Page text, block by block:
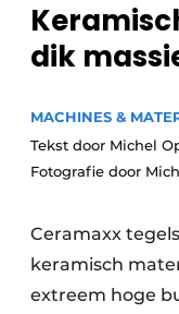
Meest
Nieuwsbrief
Privacy /
Save the
Vacatures
dik
MACHINES &
Tekst door Michel
Fotografie door
Ceramaxx
keramisch
extreem hoge